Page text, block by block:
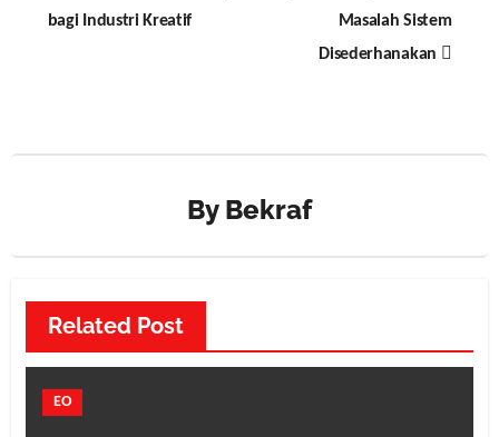
bagi Industri Kreatif
Masalah Sistem
Disederhanakan
By Bekraf
Related Post
EO